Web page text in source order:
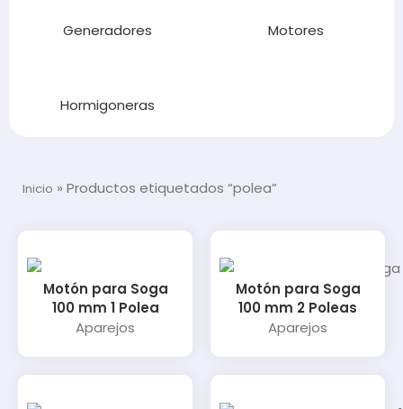
Generadores Motores
Hormigoneras
Inicio » Productos etiquetados “polea”
Motón para Soga
100 mm 1 Polea
Aparejos
Motón para Soga
100 mm 2 Poleas
Aparejos